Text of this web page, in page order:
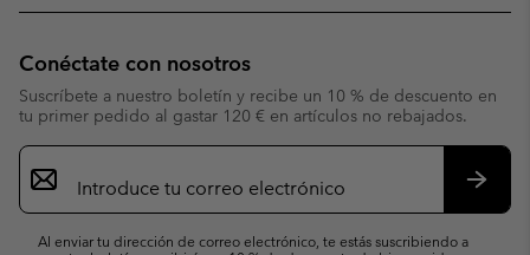
Conéctate con nosotros
Suscríbete a nuestro boletín y recibe un 10 % de descuento en
tu primer pedido al gastar 120 € en artículos no rebajados.
Suscripción
de
correo
Al enviar tu dirección de correo electrónico, te estás suscribiendo a